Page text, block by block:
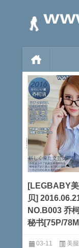
[LEGBABY
贝]
NO.B003 乔
秘书[75P/
03-11 美